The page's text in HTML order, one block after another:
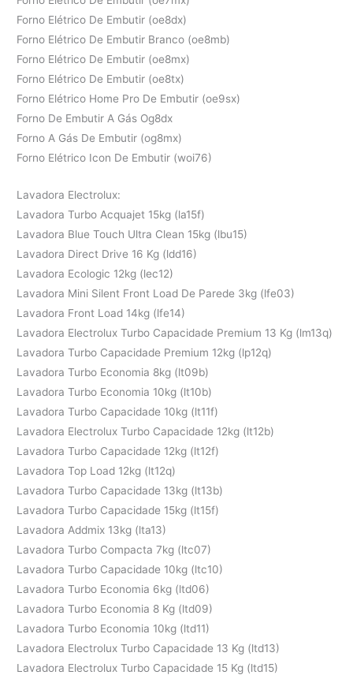
Forno Elétrico De Embutir (oe8dx)
Forno Elétrico De Embutir Branco (oe8mb)
Forno Elétrico De Embutir (oe8mx)
Forno Elétrico De Embutir (oe8tx)
Forno Elétrico Home Pro De Embutir (oe9sx)
Forno De Embutir A Gás Og8dx
Forno A Gás De Embutir (og8mx)
Forno Elétrico Icon De Embutir (woi76)
Lavadora Electrolux:
Lavadora Turbo Acquajet 15kg (la15f)
Lavadora Blue Touch Ultra Clean 15kg (lbu15)
Lavadora Direct Drive 16 Kg (ldd16)
Lavadora Ecologic 12kg (lec12)
Lavadora Mini Silent Front Load De Parede 3kg (lfe03)
Lavadora Front Load 14kg (lfe14)
Lavadora Electrolux Turbo Capacidade Premium 13 Kg (lm13q)
Lavadora Turbo Capacidade Premium 12kg (lp12q)
Lavadora Turbo Economia 8kg (lt09b)
Lavadora Turbo Economia 10kg (lt10b)
Lavadora Turbo Capacidade 10kg (lt11f)
Lavadora Electrolux Turbo Capacidade 12kg (lt12b)
Lavadora Turbo Capacidade 12kg (lt12f)
Lavadora Top Load 12kg (lt12q)
Lavadora Turbo Capacidade 13kg (lt13b)
Lavadora Turbo Capacidade 15kg (lt15f)
Lavadora Addmix 13kg (lta13)
Lavadora Turbo Compacta 7kg (ltc07)
Lavadora Turbo Capacidade 10kg (ltc10)
Lavadora Turbo Economia 6kg (ltd06)
Lavadora Turbo Economia 8 Kg (ltd09)
Lavadora Turbo Economia 10kg (ltd11)
Lavadora Electrolux Turbo Capacidade 13 Kg (ltd13)
Lavadora Electrolux Turbo Capacidade 15 Kg (ltd15)